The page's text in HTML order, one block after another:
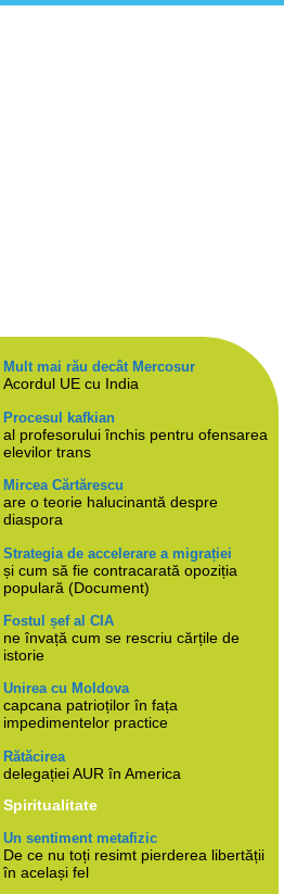
Mult mai rău decât Mercosur
Acordul UE cu India
Procesul kafkian
al profesorului închis pentru ofensarea
elevilor trans
Mircea Cărtărescu
are o teorie halucinantă despre
diaspora
Strategia de accelerare a migrației
și cum să fie contracarată opoziția
populară (Document)
Fostul șef al CIA
ne învață cum se rescriu cărțile de
istorie
Unirea cu Moldova
capcana patrioților în fața
impedimentelor practice
Rătăcirea
delegației AUR în America
Spiritualitate
Un sentiment metafizic
De ce nu toți resimt pierderea libertății
în același fel